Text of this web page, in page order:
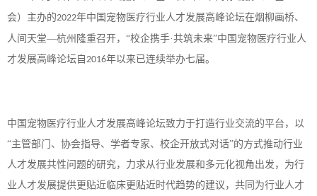
会）主办的2022年中国宠物医疗行业人才发展高峰论坛在烟柳画桥、
人间天堂—杭州隆重召开，“校企携手·共筑未来”中国宠物医疗行业人
才发展高峰论坛自 2016年以来已连续举办七届。
中国宠物医疗行业人才发展高峰论坛致力于打造行业交流的平台，以
“主管部门、协会指导、学者专家、校企开放式对话”的方式推动行业
人才发展共性问题的研究，力求从行业发展和多元化视角出发，为行
业人才发展提供更贴近临床更贴近时代趋势的建议，共同为行业人才